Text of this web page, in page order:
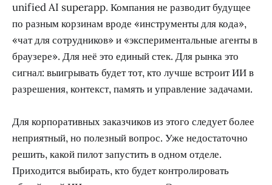
unified AI superapp. Компания не разводит будущее
по разным корзинам вроде «инструменты для кода»,
«чат для сотрудников» и «экспериментальные агенты в
браузере». Для неё это единый стек. Для рынка это
сигнал: выигрывать будет тот, кто лучше встроит ИИ в
разрешения, контекст, память и управление задачами.
Для корпоративных заказчиков из этого следует более
неприятный, но полезный вопрос. Уже недостаточно
решить, какой пилот запустить в одном отделе.
Приходится выбирать, кто будет контролировать